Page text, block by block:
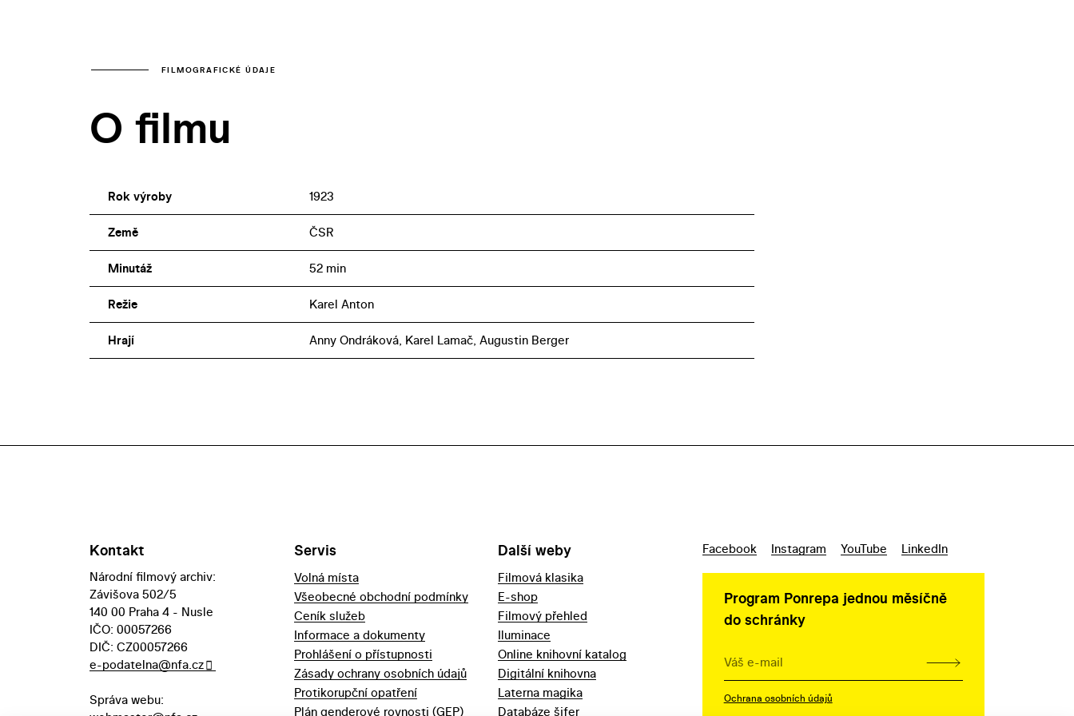
FILMOGRAFICKÉ ÚDAJE
O filmu
Rok výroby 1923
Země ČSR
Minutáž 52 min
Režie Karel Anton
Hrají Anny Ondráková, Karel Lamač, Augustin Berger
Kontakt
Národní filmový archiv:
Závišova 502/5
140 00 Praha 4 - Nusle
IČO: 00057266
DIČ: CZ00057266
e-podatelna@nfa.cz
Správa webu:
Servis
Volná místa
Všeobecné obchodní podmínky
Ceník služeb
Informace a dokumenty
Prohlášení o přístupnosti
Zásady ochrany osobních údajů
Protikorupční opatření
Plán genderové rovnosti (GEP)
Další weby
Filmová klasika
E-shop
Filmový přehled
Iluminace
Online knihovní katalog
Digitální knihovna
Laterna magika
Databáze šifer
Facebook Instagram YouTube LinkedIn
Program Ponrepa jednou měsíčně
do schránky
Ochrana osobních údajů